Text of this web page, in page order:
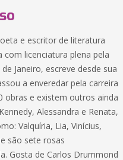
e escritor de literatura
licenciatura plena pela
Janeiro, escreve desde sua
a enveredar pela carreira
obras e existem outros ainda
Alessandra e Renata,
Valquíria, Lia, Vinícius,
são sete rosas
Gosta de Carlos Drummond